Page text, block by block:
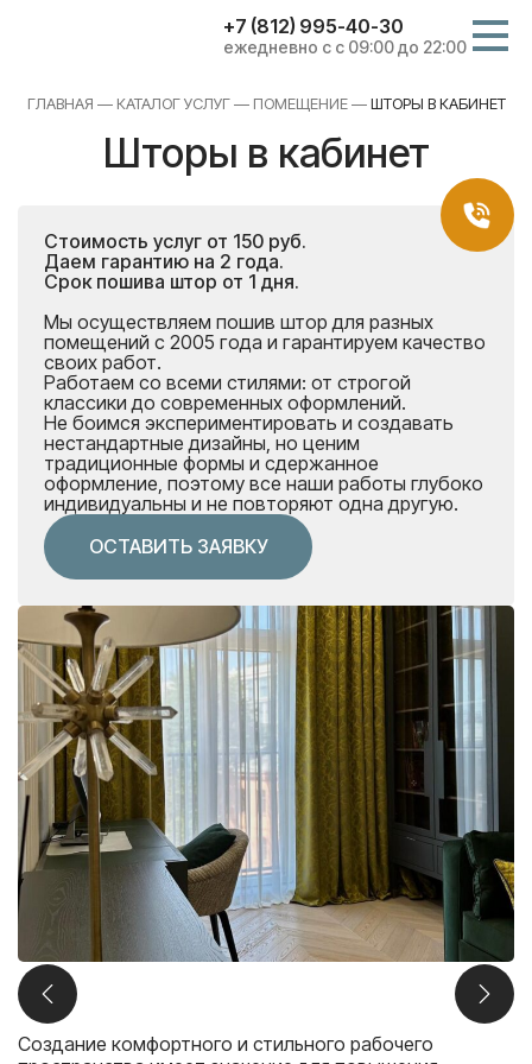
+7 (812) 995-40-30
ежедневно с с 09:00 до 22:00
ГЛАВНАЯ — КАТАЛОГ УСЛУГ— ПОМЕЩЕНИЕ—ШТОРЫ В КАБИНЕТ
Шторы в кабинет
Стоимость услуг от 150 руб.
Даем гарантию на 2 года.
Срок пошива штор от 1 дня.
Мы осуществляем пошив штор для разных
помещений с 2005 года и гарантируем качество
своих работ.
Работаем со всеми стилями: от строгой
классики до современных оформлений.
Не боимся экспериментировать и создавать
нестандартные дизайны, но ценим
традиционные формы и сдержанное
оформление, поэтому все наши работы глубоко
индивидуальны и не повторяют одна другую.
ОСТАВИТЬ ЗАЯВКУ
Создание комфортного и стильного рабочего